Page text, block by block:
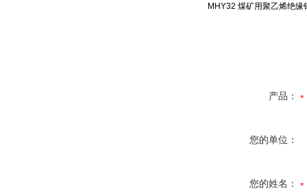
MHY32 煤矿用聚乙烯绝缘
产品：
您的单位：
您的姓名：